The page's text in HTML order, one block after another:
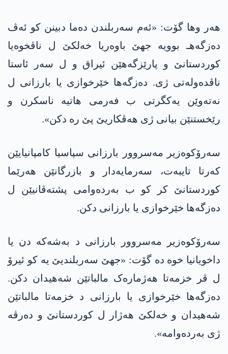
هەر وها گۆت: «ئەم سەربلندن دەما دبینن کو ئەڤ
دەزگەهـ بوویە جهێ باوەریا خەلکێ ل ناڤخوەیا
کوردستانێ و پارێزگەهێن ئیراق و ل سەر ئاستا
ناڤدەولەتی ژی. دەزگەها خێرخوازی یا بارزانی ل
نەتەوێن یەکگرتی ب فەرمی هاتیە ناسکرن و
رێخستنێن بیانی ژی هەڤکاریێ پێ رە دکن».
سەرۆکوەزیر مەسروور بارزانی سپاسیا کامپانیایێن
که‌رتا تایبەت، سەرمایەدار و بازرگانێن هەرێما
کوردستانێ کر کو ب بەردەوامی پشتەڤانیێن ل
دەزگەها خێرخوازی یا بارزانی دکن.
سەرۆکوەزیر مەسروور بارزانی د بەشەکە دن یا
داخویانیا خوە دە گۆت: «جهێ سەربلندیێ یە کو ئیرۆ
ل ڤر خزمەتا هەژمارەک مالباتێن شەهیدان دکن.
دەزگەها خێرخوازی یا بارزانی د خزمەتا مالباتێن
شەهیدان و خەلکێ هەژار ل کوردستانێ و دەرڤە
ژی بەردەوامە».